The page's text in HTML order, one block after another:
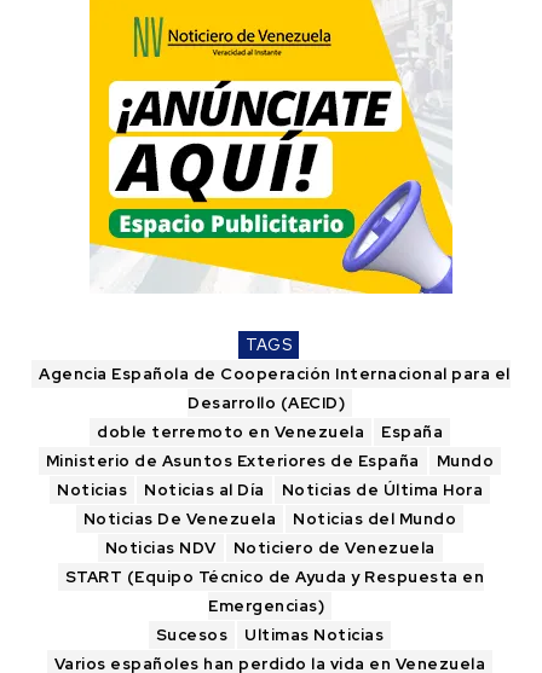
TAGS
Agencia Española de Cooperación Internacional para el
Desarrollo (AECID)
doble terremoto en Venezuela
España
Ministerio de Asuntos Exteriores de España
Mundo
Noticias
Noticias al Día
Noticias de Última Hora
Noticias De Venezuela
Noticias del Mundo
Noticias NDV
Noticiero de Venezuela
START (Equipo Técnico de Ayuda y Respuesta en
Emergencias)
Sucesos
Ultimas Noticias
Varios españoles han perdido la vida en Venezuela